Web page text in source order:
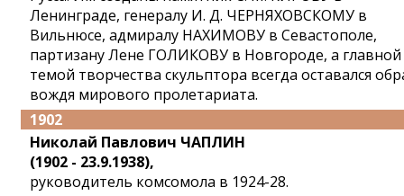
Ленинграде, генералу И. Д. ЧЕРНЯХОВСКОМУ в
Вильнюсе, адмиралу НАХИМОВУ в Севастополе,
партизану Лене ГОЛИКОВУ в Новгороде, а главной
темой творчества скульптора всегда оставался
вождя мирового пролетариата.
1902
Николай Павлович ЧАПЛИН
(1902 - 23.9.1938),
руководитель комсомола в 1924-28.